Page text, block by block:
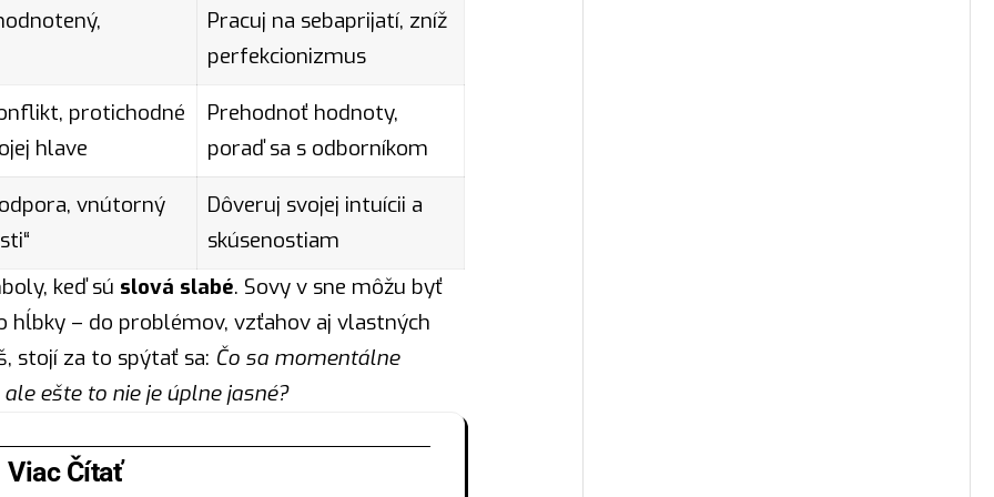
Pracuj na sebaprijatí, zníž
perfekcionizmus
protichodné
hlave
Prehodnoť hodnoty,
poraď sa s odborníkom
vnútorný
Dôveruj svojej intuícii a
skúsenostiam
keď sú slová slabé. Sovy v sne môžu byť
– do problémov, vzťahov aj vlastných
stojí za to spýtať sa: Čo sa momentálne
ešte to nie je úplne jasné?
Viac Čítať